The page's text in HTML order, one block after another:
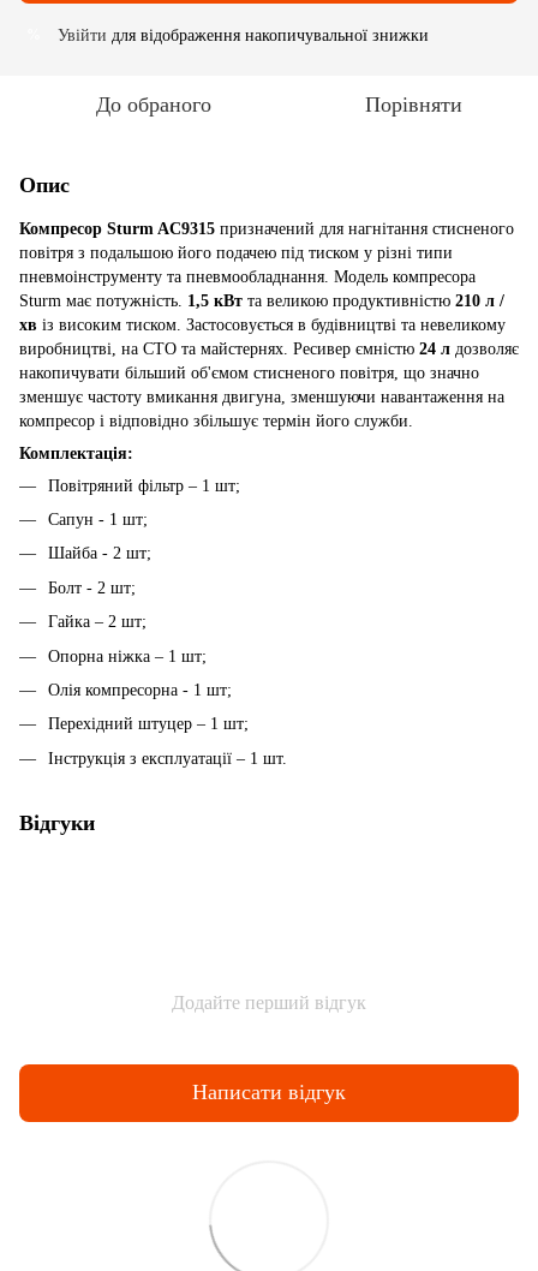
Увійти для відображення накопичувальної знижки
До обраного Порівняти
Опис
Компресор Sturm AC9315 призначений для нагнітання стисненого
повітря з подальшою його подачею під тиском у різні типи
пневмоінструменту та пневмообладнання. Модель компресора
Sturm має потужність. 1,5 кВт та великою продуктивністю 210 л /
хв із високим тиском. Застосовується в будівництві та невеликому
виробництві, на СТО та майстернях. Ресивер ємністю 24 л дозволяє
накопичувати більший об'ємом стисненого повітря, що значно
зменшує частоту вмикання двигуна, зменшуючи навантаження на
компресор і відповідно збільшує термін його служби.
Комплектація:
Повітряний фільтр – 1 шт;
Сапун - 1 шт;
Шайба - 2 шт;
Болт - 2 шт;
Гайка – 2 шт;
Опорна ніжка – 1 шт;
Олія компресорна - 1 шт;
Перехідний штуцер – 1 шт;
Інструкція з експлуатації – 1 шт.
Відгуки
Додайте перший відгук
Написати відгук